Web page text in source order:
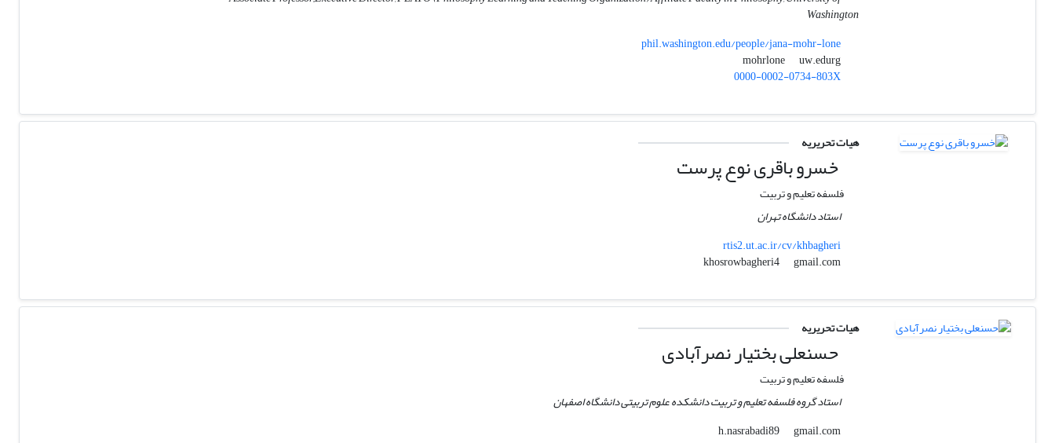
Washington
phil.washington.edu/people/jana-mohr-lone
mohrlone
uw.edurg
0000-0002-0734-803X
هیات تحریریه
خسرو باقری نوع پرست
فلسفه تعلیم و تربیت
استاد دانشگاه تهران
rtis2.ut.ac.ir/cv/khbagheri
khosrowbagheri4
gmail.com
هیات تحریریه
حسنعلی بختیار نصرآبادی
فلسفه تعلیم و تربیت
استاد گروه فلسفه تعلیم و تربیت دانشکده علوم تربیتی دانشگاه اصفهان
h.nasrabadi89
gmail.com